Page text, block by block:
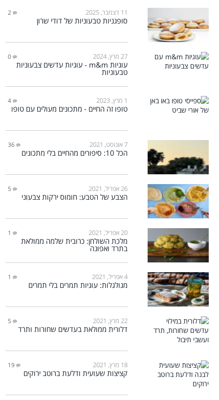
11 דצמבר, 2025 2
סופגניות טבעוניות של דודי שרון
27 מרץ, 2024 0
עוגיות m&m - עוגיות עדשים צבעוניות
טבעוניות
1 מרץ, 2023 4
טופו זה החיים - מתכונים מעולים עם טופו
7 אוגוסט, 2021 36
הכל 10: סיפורים מהחיים בלי מתכונים
26 אפריל, 2021 5
הצבע של הטבע: חומוס ירקות צבעוני
20 אפריל, 2021 1
מלכת השולחן: כרובית שלמה ממולאת
בתרד ואפונה
4 אפריל, 2021 1
מגולגלות: עוגיות תמרים בלי תמרים
22 מרץ, 2021 5
דלורית ממולאת בעדשים שחורות ותרד
18 מרץ, 2021 19
קציצות שעועית ודלעת ברוטב ירוקים